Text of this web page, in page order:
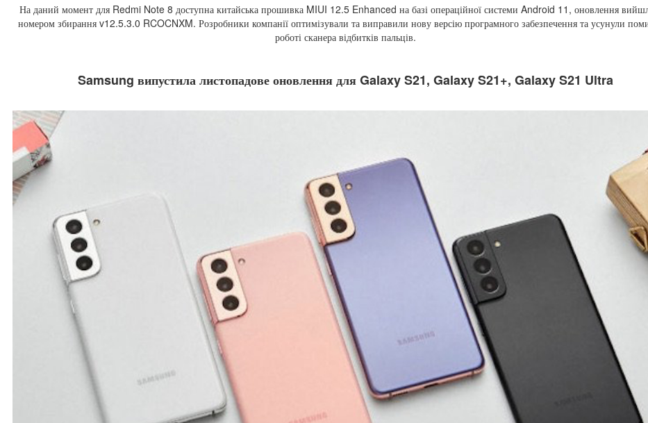
На даний момент для Redmi Note 8 доступна китайська прошивка MIUI 12.5 Enhanced на базі операційної системи Android 11, оновлення
номером збирання v12.5.3.0 RCOCNXM. Розробники компанії оптимізували та виправили нову версію програмного забезпечення та усунули
роботі сканера відбитків пальців.
Samsung випустила листопадове оновлення для Galaxy S21, Galaxy S21+, Galaxy S21 Ultra